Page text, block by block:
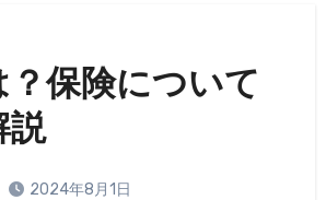
？保険について
説
2024年8月1日